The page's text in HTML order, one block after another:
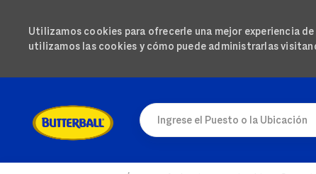
Utilizamos cookies para ofrecerle una mejor experiencia
utilizamos las cookies y cómo puede administrarlas
Ingrese el Puesto o la Ubicación